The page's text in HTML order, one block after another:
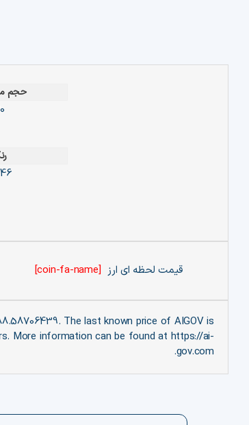
حجم
قیمت لحظه ای ارز [coin-fa-name]
The last known price of AIGOV is
More information can be found at https://ai-
gov.com.